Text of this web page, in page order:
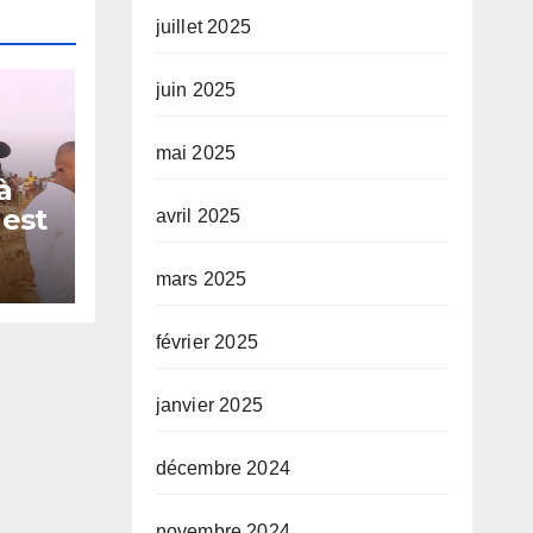
juillet 2025
juin 2025
mai 2025
avril 2025
mars 2025
février 2025
janvier 2025
décembre 2024